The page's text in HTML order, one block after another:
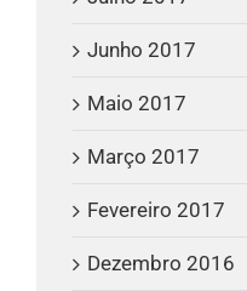
Junho 2017
Maio 2017
Março 2017
Fevereiro 2017
Dezembro 2016